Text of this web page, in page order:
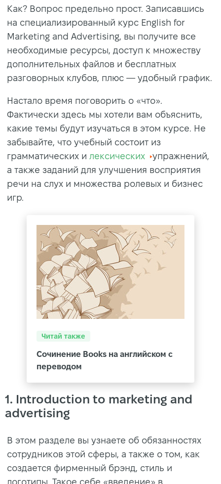
Как? Вопрос предельно прост. Записавшись
на специализированный курс English for
Marketing and Advertising, вы получите все
необходимые ресурсы, доступ к множеству
дополнительных файлов и бесплатных
разговорных клубов, плюс — удобный график.
Настало время поговорить о «что».
Фактически здесь мы хотели вам объяснить,
какие темы будут изучаться в этом курсе. Не
забывайте, что учебный состоит из
грамматических и лексических
упражнений,
а также заданий для улучшения восприятия
речи на слух и множества ролевых и бизнес
игр.
Читай также
Сочинение Books на английском с
переводом
1. Introduction to marketing and
advertising
В этом разделе вы узнаете об обязанностях
сотрудников этой сферы, а также о том, как
создается фирменный брэнд, стиль и
логотипы. Такое себе «введение» в